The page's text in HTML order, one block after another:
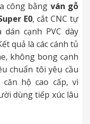
công bằng ván gỗ
E0, cắt CNC tự
cạnh PVC dày
quả là các cánh tủ
không bong cạnh
chuẩn tôi yêu cầu
hộ cao cấp, vì
dùng tiếp xúc lâu